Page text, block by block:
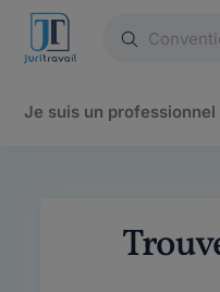
Je suis un professionnel